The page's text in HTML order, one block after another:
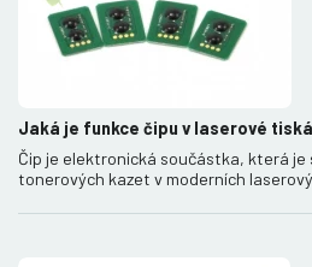
Jaká je funkce čipu v laserové
Čip je elektronická součástka, která
tonerových kazet v moderních